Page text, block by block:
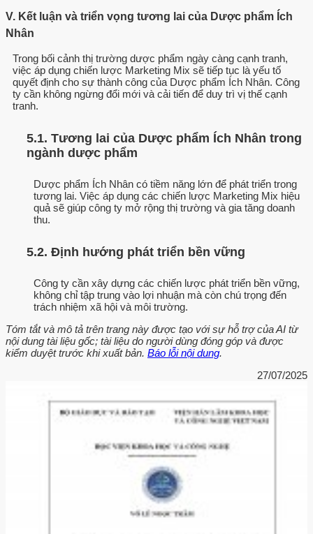
V. Kết luận và triển vọng tương lai của Dược phẩm Ích
Nhân
Trong bối cảnh thị trường dược phẩm ngày càng cạnh tranh,
việc áp dụng chiến lược Marketing Mix sẽ tiếp tục là yếu tố
quyết định cho sự thành công của Dược phẩm Ích Nhân. Công
ty cần không ngừng đổi mới và cải tiến để duy trì vị thế cạnh
tranh.
5.1. Tương lai của Dược phẩm Ích Nhân trong
ngành dược phẩm
Dược phẩm Ích Nhân có tiềm năng lớn để phát triển trong
tương lai. Việc áp dụng các chiến lược Marketing Mix hiệu
quả sẽ giúp công ty mở rộng thị trường và gia tăng doanh
thu.
5.2. Định hướng phát triển bền vững
Công ty cần xây dựng các chiến lược phát triển bền vững,
không chỉ tập trung vào lợi nhuận mà còn chú trọng đến
trách nhiệm xã hội và môi trường.
Tóm tắt và mô tả trên trang này được tạo với sự hỗ trợ của AI từ
nội dung tài liệu gốc; tài liệu do người dùng đóng góp và được
kiểm duyệt trước khi xuất bản. Báo lỗi nội dung.
27/07/2025